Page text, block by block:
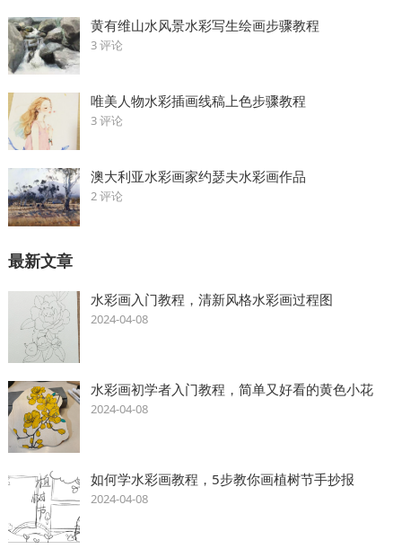
黄有维山水风景水彩写生绘画步骤教程
3 评论
唯美人物水彩插画线稿上色步骤教程
3 评论
澳大利亚水彩画家约瑟夫水彩画作品
2 评论
最新文章
水彩画入门教程，清新风格水彩画过程图
2024-04-08
水彩画初学者入门教程，简单又好看的黄色小花
2024-04-08
如何学水彩画教程，5步教你画植树节手抄报
2024-04-08